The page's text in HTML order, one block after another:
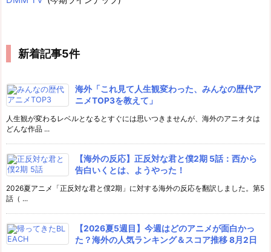
新着記事5件
海外「これ見て人生観変わった、みんなの歴代ア
ニメTOP3を教えて」
人生観が変わるレベルとなるとすぐには思いつきませんが、海外のアニオタは
どんな作品 ...
【海外の反応】正反対な君と僕2期 5話：西から
告白いくとは、ようやった！
2026夏アニメ「正反対な君と僕2期」に対する海外の反応を翻訳しました。第5
話（ ...
【2026夏5週目】今週はどのアニメが面白かっ
た？海外の人気ランキング＆スコア推移 8月2日